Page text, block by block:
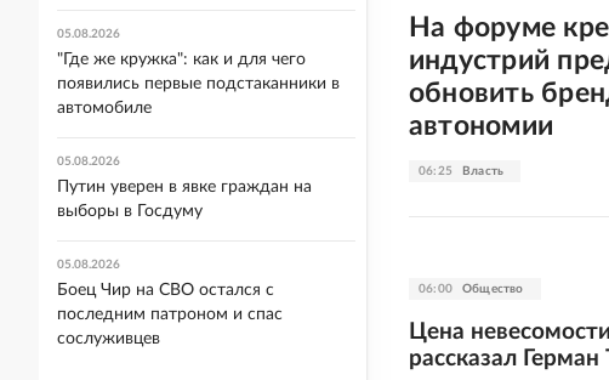
06:25 Власть
На форуме
индустрий
обновить
автономии
06:00 Общество
Цена
рассказал Герман
05.08.2026
"Где же кружка": как и для чего
появились первые подстаканники в
автомобиле
05.08.2026
Путин уверен в явке граждан на
выборы в Госдуму
05.08.2026
Боец Чир на СВО остался с
последним патроном и спас
сослуживцев